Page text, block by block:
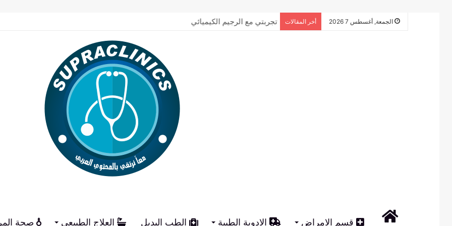
الجمعة, أغسطس 7 2026 أخر المقالات تجربتي مع الرجيم الكيميائي
الرئيسيةقسم الامراض الادوية الطبية الطب البديل العلاج الطبيعي صحة